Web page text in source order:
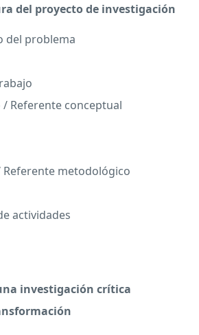
del proyecto de investigación
del problema
Referente conceptual
metodológico
actividades
investigación crítica